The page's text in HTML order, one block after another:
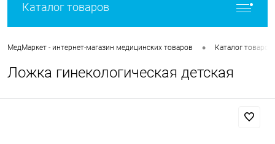
Каталог товаров
МедМаркет - интернет-магазин медицинских товаров • Каталог товаров
Ложка гинекологическая детская